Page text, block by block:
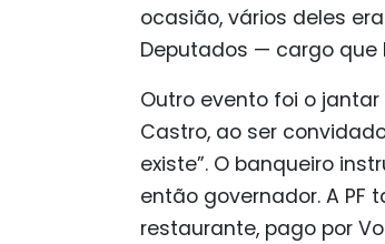
ocasião, vários deles
Deputados — cargo que
Outro evento foi o
Castro, ao ser
existe”. O banqueiro
então governador. A
restaurante, pago por